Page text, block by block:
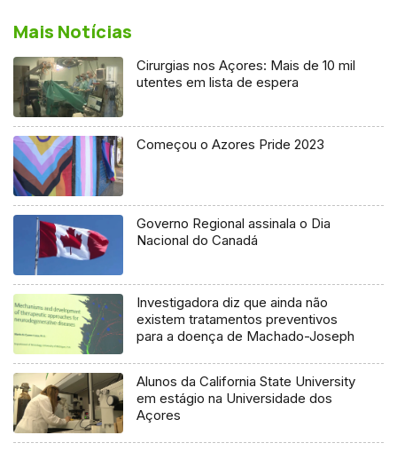
Mais Notícias
Cirurgias nos Açores: Mais de 10 mil
utentes em lista de espera
Começou o Azores Pride 2023
Governo Regional assinala o Dia
Nacional do Canadá
Investigadora diz que ainda não
existem tratamentos preventivos
para a doença de Machado-Joseph
Alunos da California State University
em estágio na Universidade dos
Açores